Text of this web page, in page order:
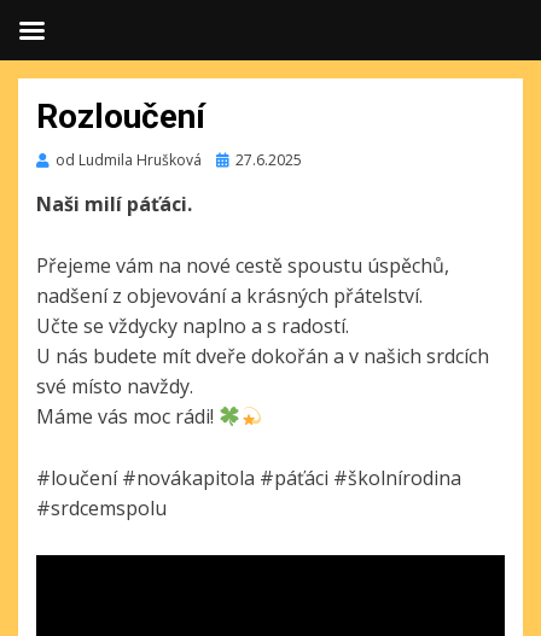
Rozloučení
od Ludmila Hrušková Publikováno
27.6.2025
Naši milí páťáci.
Přejeme vám na nové cestě spoustu úspěchů,
nadšení z objevování a krásných přátelství.
Učte se vždycky naplno a s radostí.
U nás budete mít dveře dokořán a v našich srdcích
své místo navždy.
Máme vás moc rádi!
#loučení #novákapitola #páťáci #školnírodina
#srdcemspolu